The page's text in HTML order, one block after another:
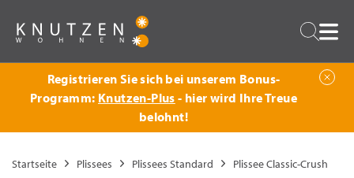
Zurück
Registrieren Sie sich bei unserem Bonus-
Programm: Knutzen-Plus - hier wird Ihre Treue
belohnt!
Startseite Plissees Plissees Standard Plissee Classic-Crush